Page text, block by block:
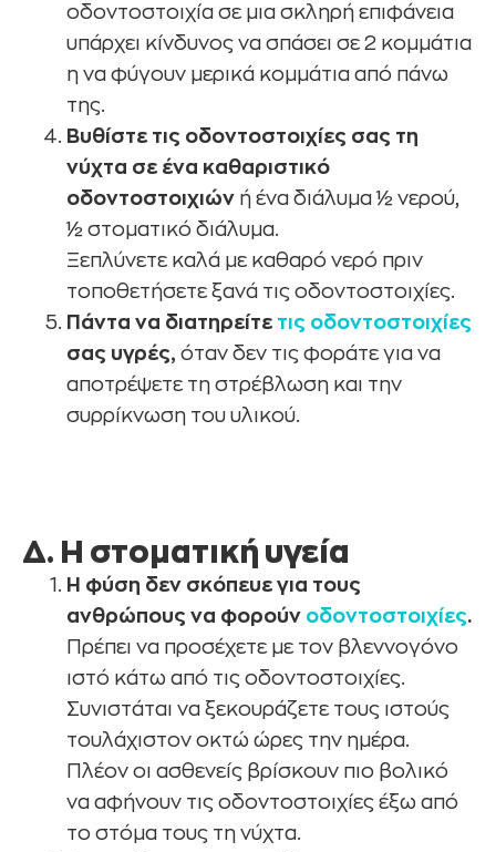
οδοντοστοιχία σε μια σκληρή επιφάνεια
υπάρχει κίνδυνος να σπάσει σε 2 κομμάτια
η να φύγουν μερικά κομμάτια από πάνω
της.
Βυθίστε τις οδοντοστοιχίες σας τη
νύχτα σε ένα καθαριστικό
οδοντοστοιχιών ή ένα διάλυμα ½ νερού,
½ στοματικό διάλυμα.
Ξεπλύνετε καλά με καθαρό νερό πριν
τοποθετήσετε ξανά τις οδοντοστοιχίες.
Πάντα να διατηρείτε τις οδοντοστοιχίες
σας υγρές, όταν δεν τις φοράτε για να
αποτρέψετε τη στρέβλωση και την
συρρίκνωση του υλικού.
Δ. Η στοματική υγεία
Η φύση δεν σκόπευε για τους
ανθρώπους να φορούν οδοντοστοιχίες.
Πρέπει να προσέχετε με τον βλεννογόνο
ιστό κάτω από τις οδοντοστοιχίες.
Συνιστάται να ξεκουράζετε τους ιστούς
τουλάχιστον οκτώ ώρες την ημέρα.
Πλέον οι ασθενείς βρίσκουν πιο βολικό
να αφήνουν τις οδοντοστοιχίες έξω από
το στόμα τους τη νύχτα.